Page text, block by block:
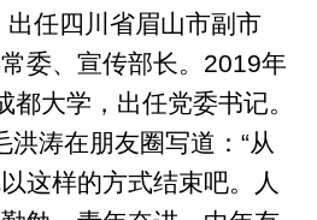
任四川省眉山市副市
委、宣传部长。2019年
都大学，出任党委书记。
涛在朋友圈写道：“从
这样的方式结束吧。人